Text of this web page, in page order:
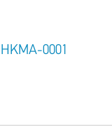
ΗΚΜΑ-0001